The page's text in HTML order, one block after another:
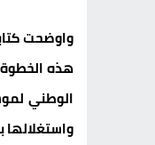
هذه